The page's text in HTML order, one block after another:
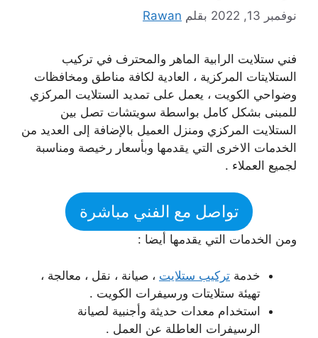
نوفمبر 13, 2022 بقلم Rawan
فني ستلايت الرابية الماهر والمحترف في تركيب
الستلايتات المركزية ، العادية لكافة مناطق ومخافظات
وضواحي الكويت ، يعمل على تمديد الستلايت المركزي
للمبنى بشكل كامل بواسطة سويتشات تصل بين
الستلايت المركزي ومنزل العميل بالإضافة إلى العديد من
الخدمات الاخرى التي يقدمها وبأسعار رخيصة ومناسبة
لجميع العملاء .
تواصل مع الفني مباشرة
ومن الخدمات التي يقدمها أيضا :
خدمة تركيب ستلايت ، صيانة ، نقل ، معالجة ،
تهيئة ستلايتات ورسيفرات الكويت .
استخدام معدات حديثة وأجنبية لصيانة
الرسيفرات العاطلة عن العمل .